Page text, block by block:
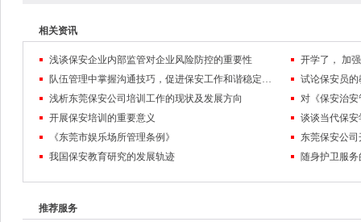
相关资讯
浅谈保安企业内部监管对企业风险防控的重要性
队伍管理中掌握沟通技巧，促进保安工作和谐稳定发展
试论保安员
浅析东莞保安公司培训工作的现状及发展方向
对《保安治
开展保安培训的重要意义
谈谈当代保
《东莞市娱乐场所管理条例》
东莞保安公
我国保安教育研究的发展轨迹
随身护卫服
推荐服务